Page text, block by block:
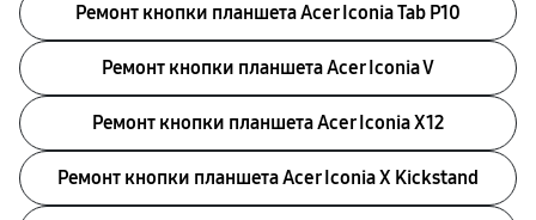
Ремонт кнопки планшета Acer Iconia Tab P10
Ремонт кнопки планшета Acer Iconia V
Ремонт кнопки планшета Acer Iconia X12
Ремонт кнопки планшета Acer Iconia X Kickstand